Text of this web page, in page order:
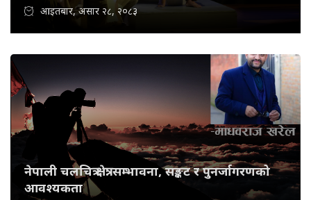
आइतबार, असार २८, २०८३
नेपाली चलचित्र क्षेत्र: सम्भावना, सङ्कट र पुनर्जागरणको
आवश्यकता